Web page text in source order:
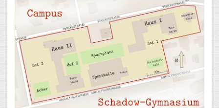
Schulalbum
SCHULLEBEN
Kollegium
Schulleitung
Schülervertretung